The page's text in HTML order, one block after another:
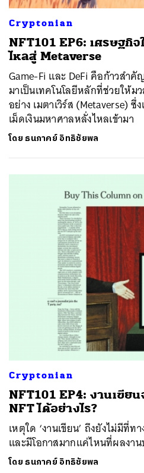
Cryptonian
NFT101 EP6: เศรษฐกิจ
ไหลสู่ Metaverse
Game-Fi และ DeFi คือก้าวสำ
มาเป็นเทคโนโลยีหลักที่ช่วยให้ม
อย่าง เมตาเวิร์ส (Metaverse) ซึ่
เม็ดเงินมหาศาลหลั่งไหลเข้ามา
โดย ธนภาคย์ อิทธิชัยพล
Cryptonian
NFT101 EP4: งานเขีย
NFT ได้อย่างไร?
เหตุใด ‘งานเขียน’ ถึงยังไม่มีที่ท
และมีโอกาสมากแค่ไหนที่ผลงา
โดย ธนภาคย์ อิทธิชัยพล